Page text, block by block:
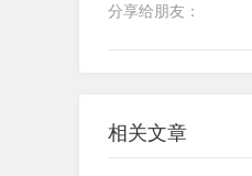
分享给朋友：
相关文章